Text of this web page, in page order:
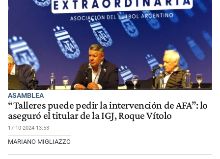
ASAMBLEA
“Talleres puede pedir la intervención de AFA”: lo
aseguró el titular de la IGJ, Roque Vítolo
17-10-2024 13:53
MARIANO MIGLIAZZO